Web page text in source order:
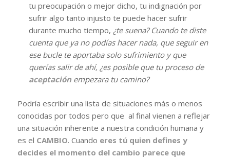
tu preocupación o mejor dicho, tu indignación por
sufrir algo tanto injusto te puede hacer sufrir
durante mucho tiempo, ¿te suena? Cuando te diste
cuenta que ya no podías hacer nada, que seguir en
ese bucle te aportaba solo sufrimiento y que
querías salir de ahí, ¿es posible que tu proceso de
aceptaciónempezara tu camino?
Podría escribir una lista de situaciones más o menos
conocidas por todos pero que al final vienen a reflejar
una situación inherente a nuestra condición humana y
es el CAMBIO. Cuando eres tú quien defines y
decides el momento del cambio parece que